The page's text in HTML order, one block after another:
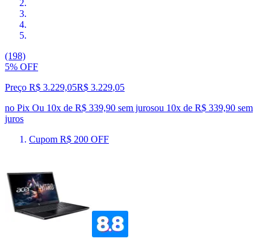
(198)
5% OFF
Preço R$ 3.229,05R$ 3.229,05
no Pix Ou 10x de R$ 339,90 sem jurosou 10x de R$ 339,90 sem
juros
Cupom R$ 200 OFF